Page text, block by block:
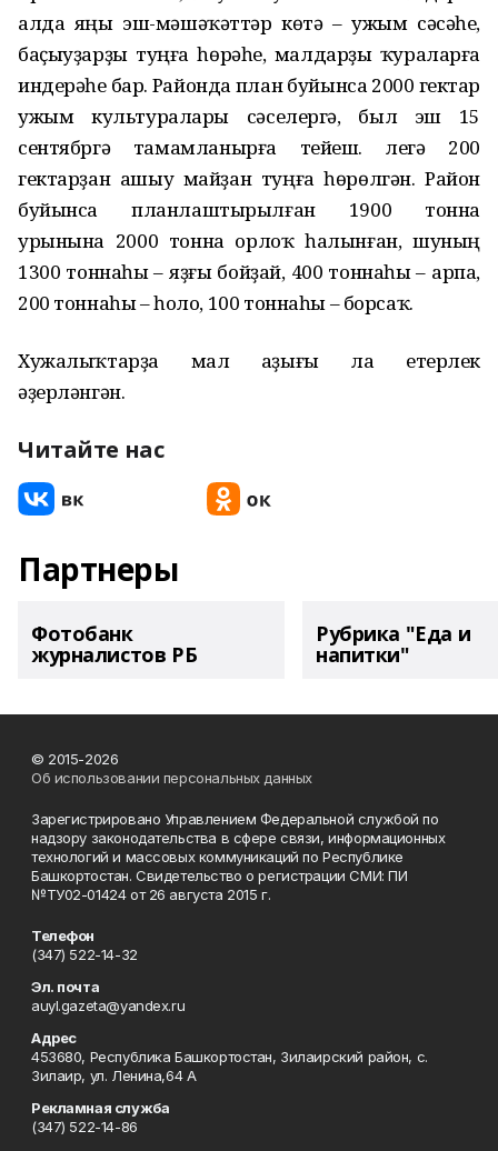
алда яңы эш-мәшәҡәттәр көтә – ужым сәсәһе,
баҫыуҙарҙы туңға һөрәһе, малдарҙы ҡураларға
индерәһе бар. Районда план буйынса 2000 гектар
ужым культуралары сәселергә, был эш 15
сентябргә тамамланырға тейеш. Әлегә 200
гектарҙан ашыу майҙан туңға һөрөлгән. Район
буйынса планлаштырылған 1900 тонна
урынына 2000 тонна орлоҡ һалынған, шуның
1300 тоннаһы – яҙғы бойҙай, 400 тоннаһы – арпа,
200 тоннаһы – һоло, 100 тоннаһы – борсаҡ.
Хужалыҡтарҙа мал аҙығы ла етерлек
әҙерләнгән.
Читайте нас
Партнеры
Фотобанк
журналистов РБ
Рубрика "Еда и
напитки"
© 2015-2026
Об использовании персональных данных
Зарегистрировано Управлением Федеральной службой по
надзору законодательства в сфере связи, информационных
технологий и массовых коммуникаций по Республике
Башкортостан. Свидетельство о регистрации СМИ: ПИ
№ТУ02-01424 от 26 августа 2015 г.
Телефон
(347) 522-14-32
Эл. почта
auyl.gazeta@yandex.ru
Адрес
453680, Республика Башкортостан, Зилаирский район, с.
Зилаир, ул. Ленина,64 А
Рекламная служба
(347) 522-14-86